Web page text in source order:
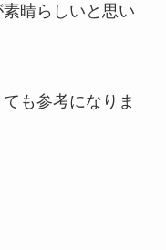
晴らしいと思い
も参考になりま